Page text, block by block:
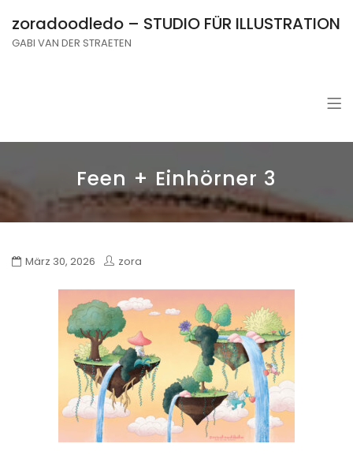
zoradoodledo – STUDIO FÜR ILLUSTRATION
GABI VAN DER STRAETEN
Feen + Einhörner 3
März 30, 2026 zora